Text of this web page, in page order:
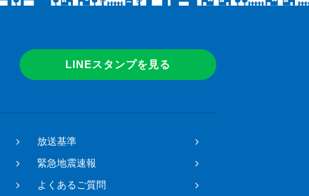
LINEスタンプを見る
放送基準
緊急地震速報
よくあるご質問